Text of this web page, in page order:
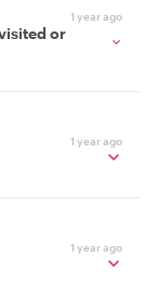
1 year ago
or
1 year ago
1 year ago